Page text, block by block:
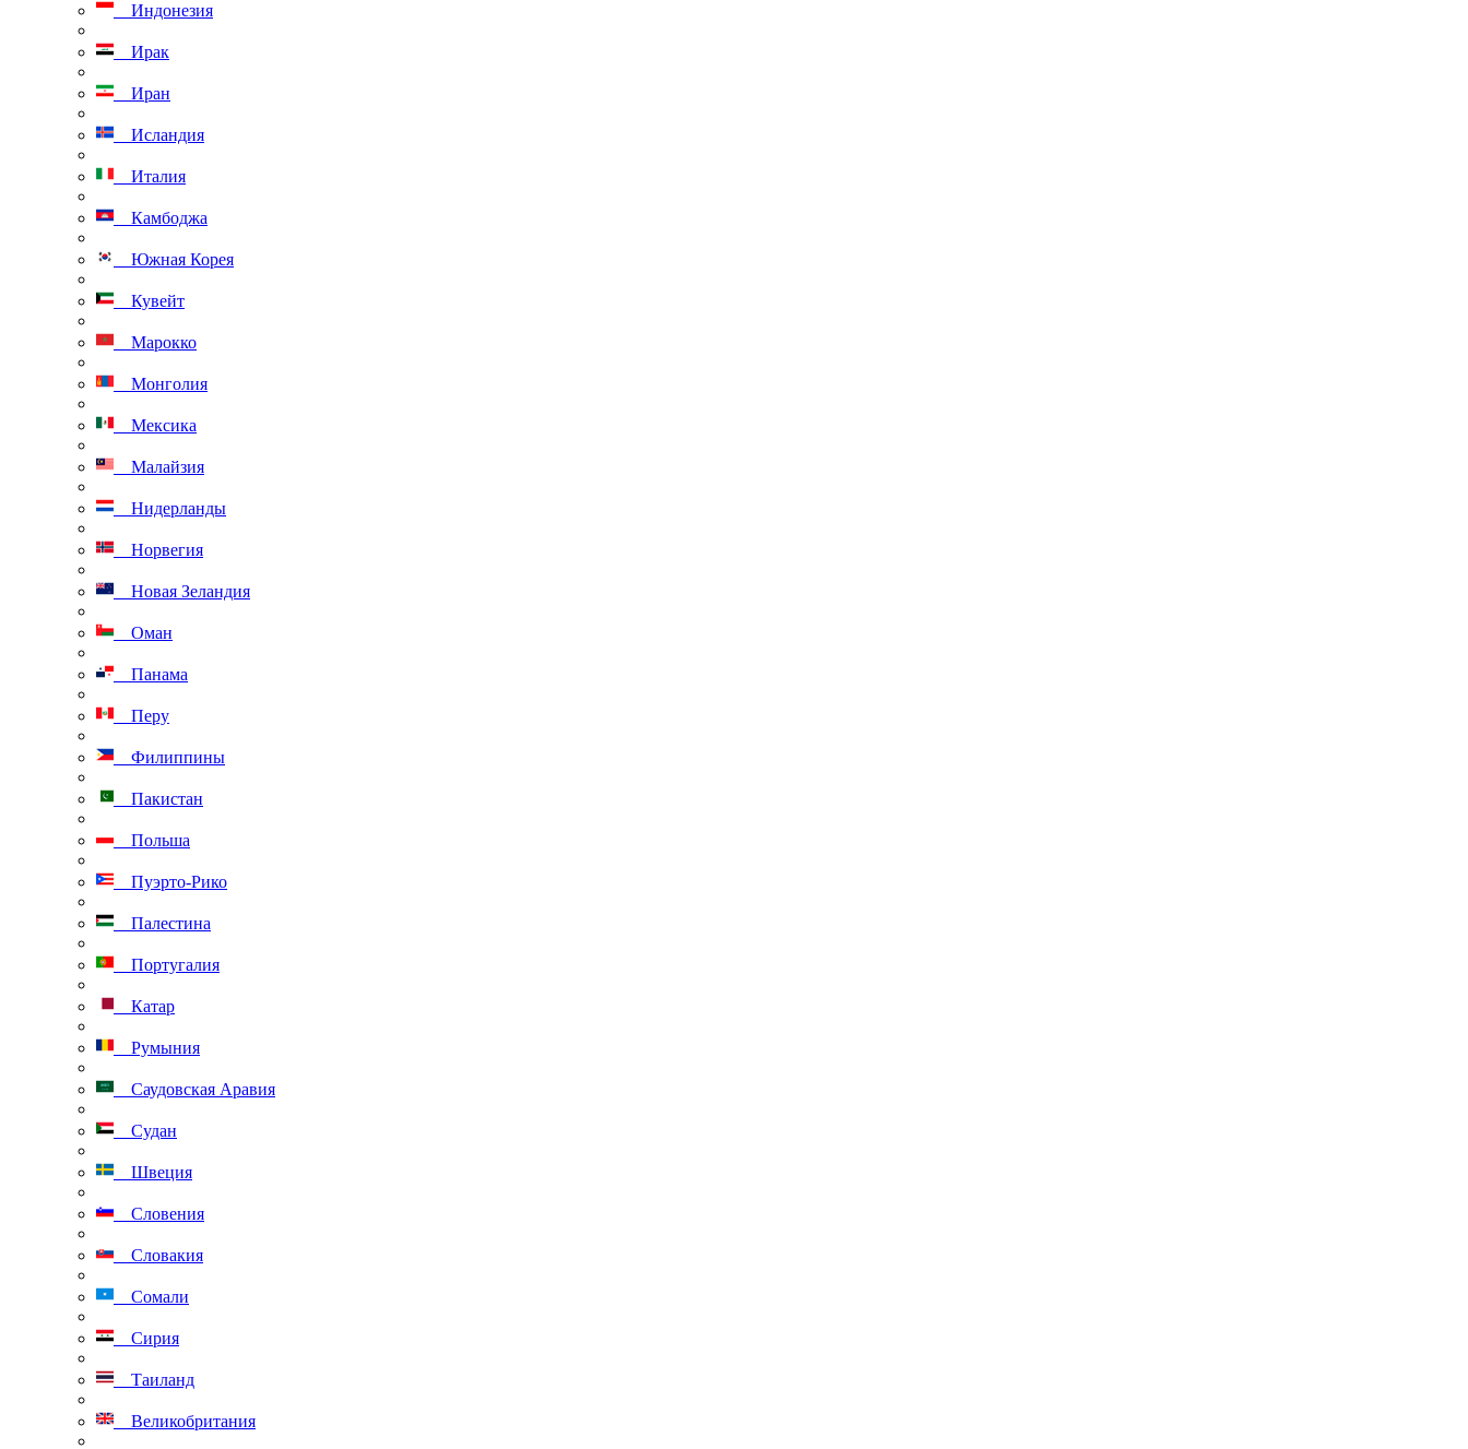
Индонезия
Ирак
Иран
Исландия
Италия
Камбоджа
Южная Корея
Кувейт
Марокко
Монголия
Мексика
Малайзия
Нидерланды
Норвегия
Новая Зеландия
Оман
Панама
Перу
Филиппины
Пакистан
Польша
Пуэрто-Рико
Палестина
Португалия
Катар
Румыния
Саудовская Аравия
Судан
Швеция
Словения
Словакия
Сомали
Сирия
Таиланд
Великобритания